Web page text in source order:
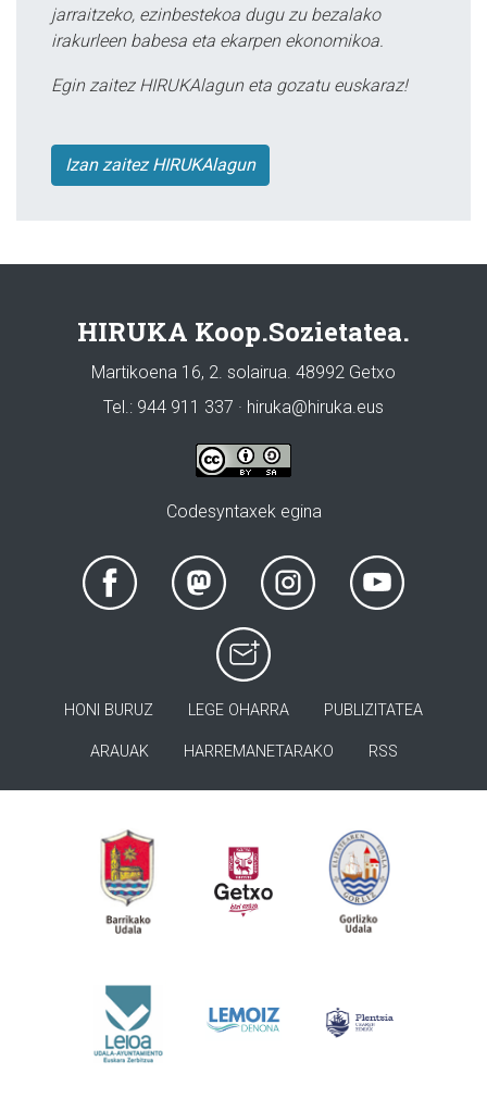
jarraitzeko, ezinbestekoa dugu zu bezalako
irakurleen babesa eta ekarpen ekonomikoa.
Egin zaitez HIRUKAlagun eta gozatu euskaraz!
Izan zaitez HIRUKAlagun
HIRUKA Koop.Sozietatea.
Martikoena 16, 2. solairua. 48992 Getxo
Tel.: 944 911 337 · hiruka@hiruka.eus
Codesyntaxek egina
HONI BURUZ LEGE OHARRA PUBLIZITATEA
ARAUAK HARREMANETARAKO RSS